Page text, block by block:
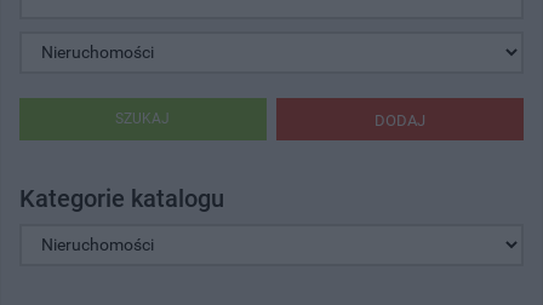
DODAJ
SZUKAJ
Kategorie katalogu